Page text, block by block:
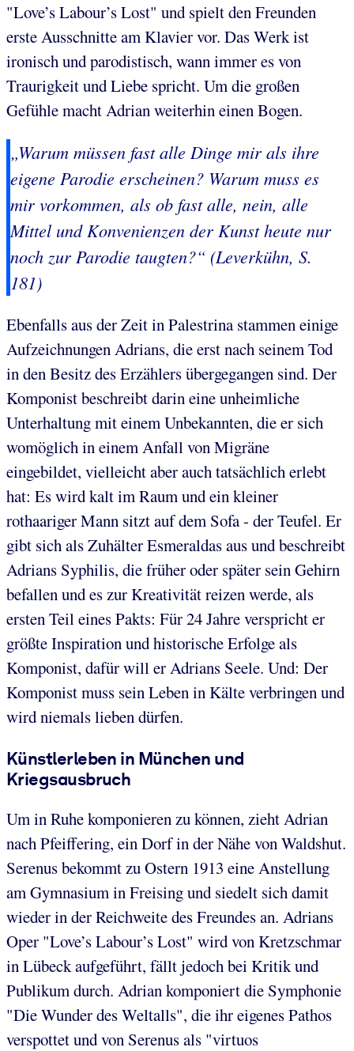
"Love’s Labour’s Lost" und spielt den Freunden
erste Ausschnitte am Klavier vor. Das Werk ist
ironisch und parodistisch, wann immer es von
Traurigkeit und Liebe spricht. Um die großen
Gefühle macht Adrian weiterhin einen Bogen.
„Warum müssen fast alle Dinge mir als ihre
eigene Parodie erscheinen? Warum muss es
mir vorkommen, als ob fast alle, nein, alle
Mittel und Konvenienzen der Kunst heute nur
noch zur Parodie taugten?“ (Leverkühn, S.
181)
Ebenfalls aus der Zeit in Palestrina stammen einige
Aufzeichnungen Adrians, die erst nach seinem Tod
in den Besitz des Erzählers übergegangen sind. Der
Komponist beschreibt darin eine unheimliche
Unterhaltung mit einem Unbekannten, die er sich
womöglich in einem Anfall von Migräne
eingebildet, vielleicht aber auch tatsächlich erlebt
hat: Es wird kalt im Raum und ein kleiner
rothaariger Mann sitzt auf dem Sofa - der Teufel. Er
gibt sich als Zuhälter Esmeraldas aus und beschreibt
Adrians Syphilis, die früher oder später sein Gehirn
befallen und es zur Kreativität reizen werde, als
ersten Teil eines Pakts: Für 24 Jahre verspricht er
größte Inspiration und historische Erfolge als
Komponist, dafür will er Adrians Seele. Und: Der
Komponist muss sein Leben in Kälte verbringen und
wird niemals lieben dürfen.
Künstlerleben in München und
Kriegsausbruch
Um in Ruhe komponieren zu können, zieht Adrian
nach Pfeiffering, ein Dorf in der Nähe von Waldshut.
Serenus bekommt zu Ostern 1913 eine Anstellung
am Gymnasium in Freising und siedelt sich damit
wieder in der Reichweite des Freundes an. Adrians
Oper "Love’s Labour’s Lost" wird von Kretzschmar
in Lübeck aufgeführt, fällt jedoch bei Kritik und
Publikum durch. Adrian komponiert die Symphonie
"Die Wunder des Weltalls", die ihr eigenes Pathos
verspottet und von Serenus als "virtuos